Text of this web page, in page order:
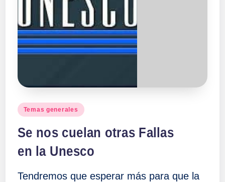
Publicado
Temas generales
Se nos cuelan otras Fallas
en la Unesco
Tendremos que esperar más para que la